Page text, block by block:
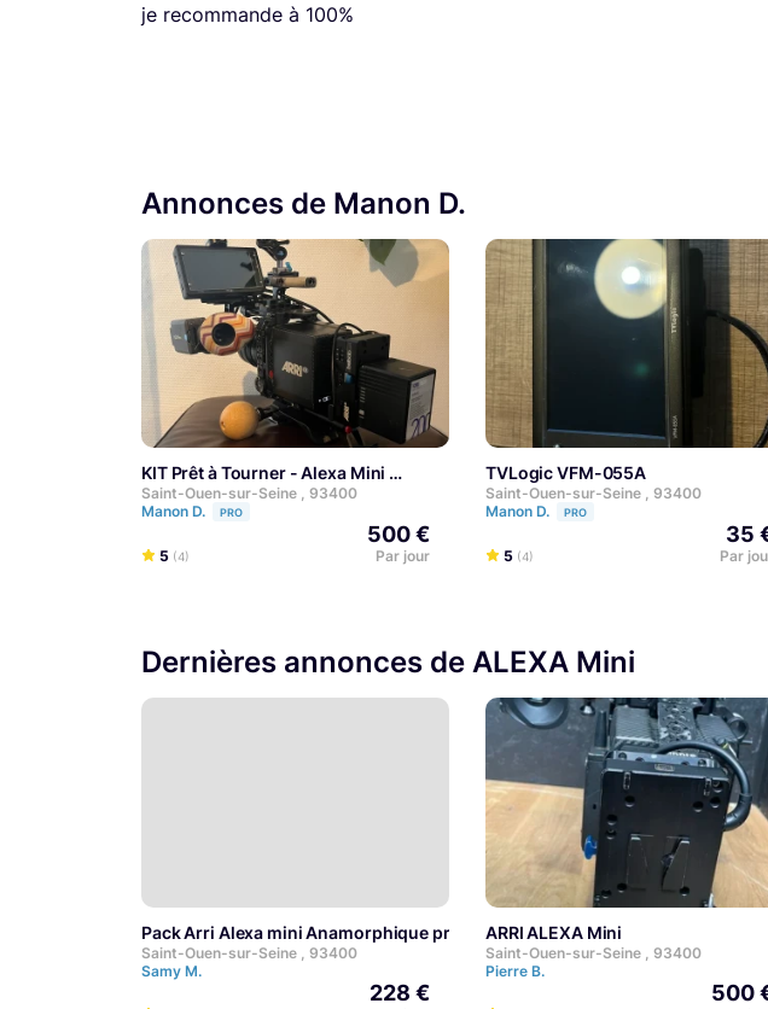
je recommande à 100%
Annonces de Manon D.
KIT Prêt à Tourner - Alexa Mini
Saint-Ouen-sur-Seine , 93400
Manon D.
PRO
5 (4)
500 €
Par jour
TVLogic VFM-055A
Saint-Ouen-sur-Seine , 93400
Manon D.
PRO
5 (4)
35
Par
Dernières annonces de ALEXA Mini
Pack Arri Alexa mini Anamorphique prêt a tourner
Saint-Ouen-sur-Seine , 93400
Samy M.
228 €
ARRI ALEXA Mini
Saint-Ouen-sur-Seine , 93400
Pierre B.
500